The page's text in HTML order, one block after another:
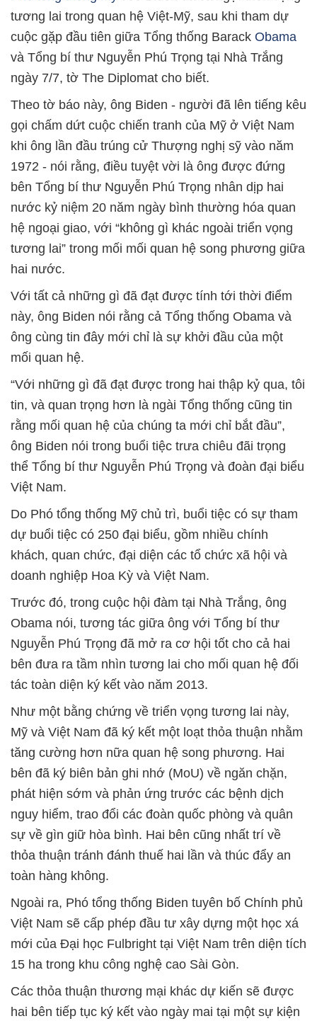
tương lai trong quan hệ Việt-Mỹ, sau khi tham dự
cuộc gặp đầu tiên giữa Tổng thống Barack Obama
và Tổng bí thư Nguyễn Phú Trọng tại Nhà Trắng
ngày 7/7, tờ The Diplomat cho biết.
Theo tờ báo này, ông Biden - người đã lên tiếng kêu
gọi chấm dứt cuộc chiến tranh của Mỹ ở Việt Nam
khi ông lần đầu trúng cử Thượng nghị sỹ vào năm
1972 - nói rằng, điều tuyệt vời là ông được đứng
bên Tổng bí thư Nguyễn Phú Trọng nhân dịp hai
nước kỷ niệm 20 năm ngày bình thường hóa quan
hệ ngoại giao, với “không gì khác ngoài triển vọng
tương lai” trong mối mối quan hệ song phương giữa
hai nước.
Với tất cả những gì đã đạt được tính tới thời điểm
này, ông Biden nói rằng cả Tổng thống Obama và
ông cùng tin đây mới chỉ là sự khởi đầu của một
mối quan hệ.
“Với những gì đã đạt được trong hai thập kỷ qua, tôi
tin, và quan trọng hơn là ngài Tổng thống cũng tin
rằng mối quan hệ của chúng ta mới chỉ bắt đầu”,
ông Biden nói trong buổi tiệc trưa chiêu đãi trọng
thể Tổng bí thư Nguyễn Phú Trọng và đoàn đại biểu
Việt Nam.
Do Phó tổng thống Mỹ chủ trì, buổi tiệc có sự tham
dự buổi tiệc có 250 đại biểu, gồm nhiều chính
khách, quan chức, đại diện các tổ chức xã hội và
doanh nghiệp Hoa Kỳ và Việt Nam.
Trước đó, trong cuộc hội đàm tại Nhà Trắng, ông
Obama nói, tương tác giữa ông với Tổng bí thư
Nguyễn Phú Trọng đã mở ra cơ hội tốt cho cả hai
bên đưa ra tầm nhìn tương lai cho mối quan hệ đối
tác toàn diện ký kết vào năm 2013.
Như một bằng chứng về triển vọng tương lai này,
Mỹ và Việt Nam đã ký kết một loạt thỏa thuận nhằm
tăng cường hơn nữa quan hệ song phương. Hai
bên đã ký biên bản ghi nhớ (MoU) về ngăn chặn,
phát hiện sớm và phản ứng trước các bệnh dịch
nguy hiểm, trao đổi các đoàn quốc phòng và quân
sự về gìn giữ hòa bình. Hai bên cũng nhất trí về
thỏa thuận tránh đánh thuế hai lần và thúc đẩy an
toàn hàng không.
Ngoài ra, Phó tổng thống Biden tuyên bố Chính phủ
Việt Nam sẽ cấp phép đầu tư xây dựng một học xá
mới của Đại học Fulbright tại Việt Nam trên diện tích
15 ha trong khu công nghệ cao Sài Gòn.
Các thỏa thuận thương mại khác dự kiến sẽ được
hai bên tiếp tục ký kết vào ngày mai tại một sự kiện